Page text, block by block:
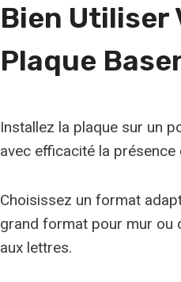
a
e
Bien Utiliser
Plaque
Installez la plaque sur un
avec efficacité la présence
Choisissez un format
grand format pour mur ou
aux lettres.